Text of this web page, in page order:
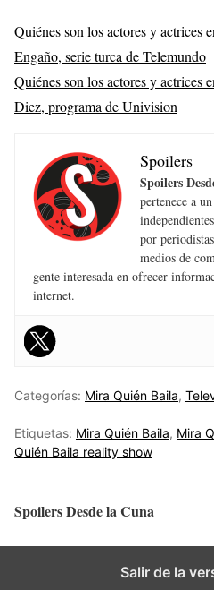
Quiénes son los actores y actrices
Engaño, serie turca de Telemundo
Quiénes son los actores y actrices
Diez, programa de Univision
Spoilers
Spoilers
pertenece a
por
medios de
gente interesada en ofrecer
internet.
Categorías: Mira Quién Baila,
Etiquetas: Mira Quién Baila, Mira
Quién Baila reality show
Spoilers Desde la Cuna
Salir de la